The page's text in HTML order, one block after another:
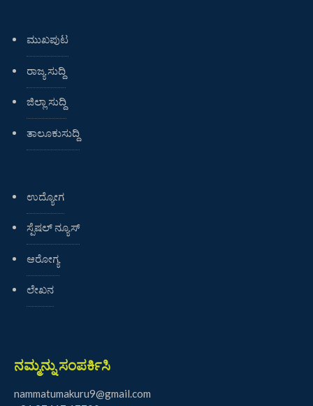
ಮುಖಪುಟ
ರಾಜ್ಯ ಸುದ್ದಿ
ಜಿಲ್ಲಾ ಸುದ್ದಿ
ತಾಲೂಕುಸುದ್ದಿ
ಉದ್ಯೋಗ
ಸ್ಪೆಷಲ್ ನ್ಯೂಸ್
ಆರೋಗ್ಯ
ಲೇಖನ
ನಮ್ಮನ್ನು ಸಂಪರ್ಕಿಸಿ
nammatumakuru9@gmail.com